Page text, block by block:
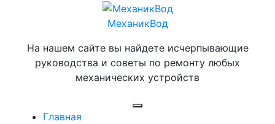
МеханикВод
На нашем сайте вы найдете исчерпывающие
руководства и советы по ремонту любых
механических устройств
Главная